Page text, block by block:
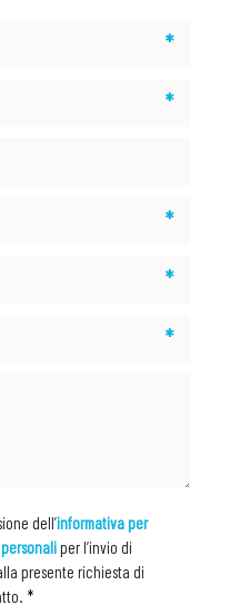
*
*
*
*
*
dell’informativa per
per l’invio di
presente richiesta di
*